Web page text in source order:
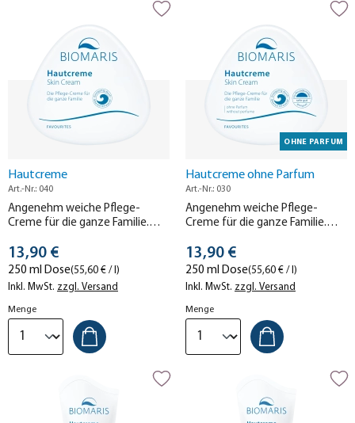
Hautcreme
Art.-Nr.: 040
Angenehm weiche Pflege-
Creme für die ganze Familie.
gut hautverträglich.
Stückpreis
13,90 €
250 ml Dose(55,60 € / l)
Inkl. MwSt. zzgl. Versand
Menge
OHNE PARFUM
Hautcreme ohne Parfum
Art.-Nr.: 030
Angenehm weiche Pflege-
Creme für die ganze Familie.
und sehr gut hautverträglich –
auch bei Neurodermitis.
Stückpreis
13,90 €
250 ml Dose(55,60 € / l)
Inkl. MwSt. zzgl. Versand
Menge